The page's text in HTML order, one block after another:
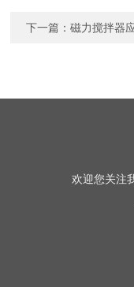
下一篇：磁力搅拌器
欢迎您关注